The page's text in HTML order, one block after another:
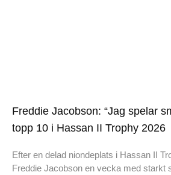
Freddie Jacobson: “Jag spelar
topp 10 i Hassan II Trophy 2026
Efter en delad niondeplats i Hassan II
Freddie Jacobson en vecka med starkt